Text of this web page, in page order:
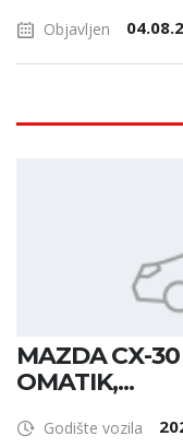
Objavljen
MAZDA CX-
OMATIK,...
Godište vozila